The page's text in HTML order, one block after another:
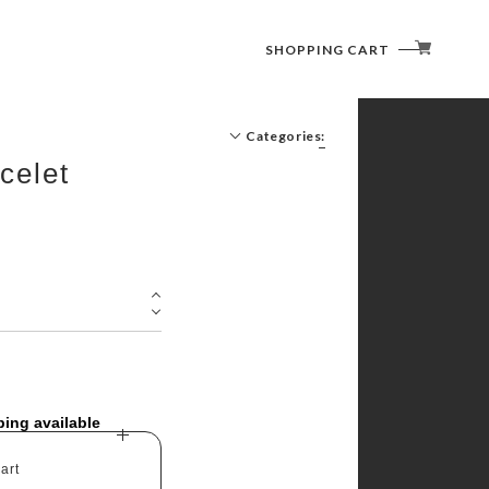
SHOPPING CART
Categories:
available